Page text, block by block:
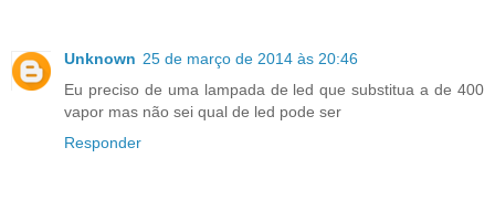
Unknown 25 de março de 2014 às 20:46
Eu preciso de uma lampada de led que substitua a de 400
vapor mas não sei qual de led pode ser
Responder